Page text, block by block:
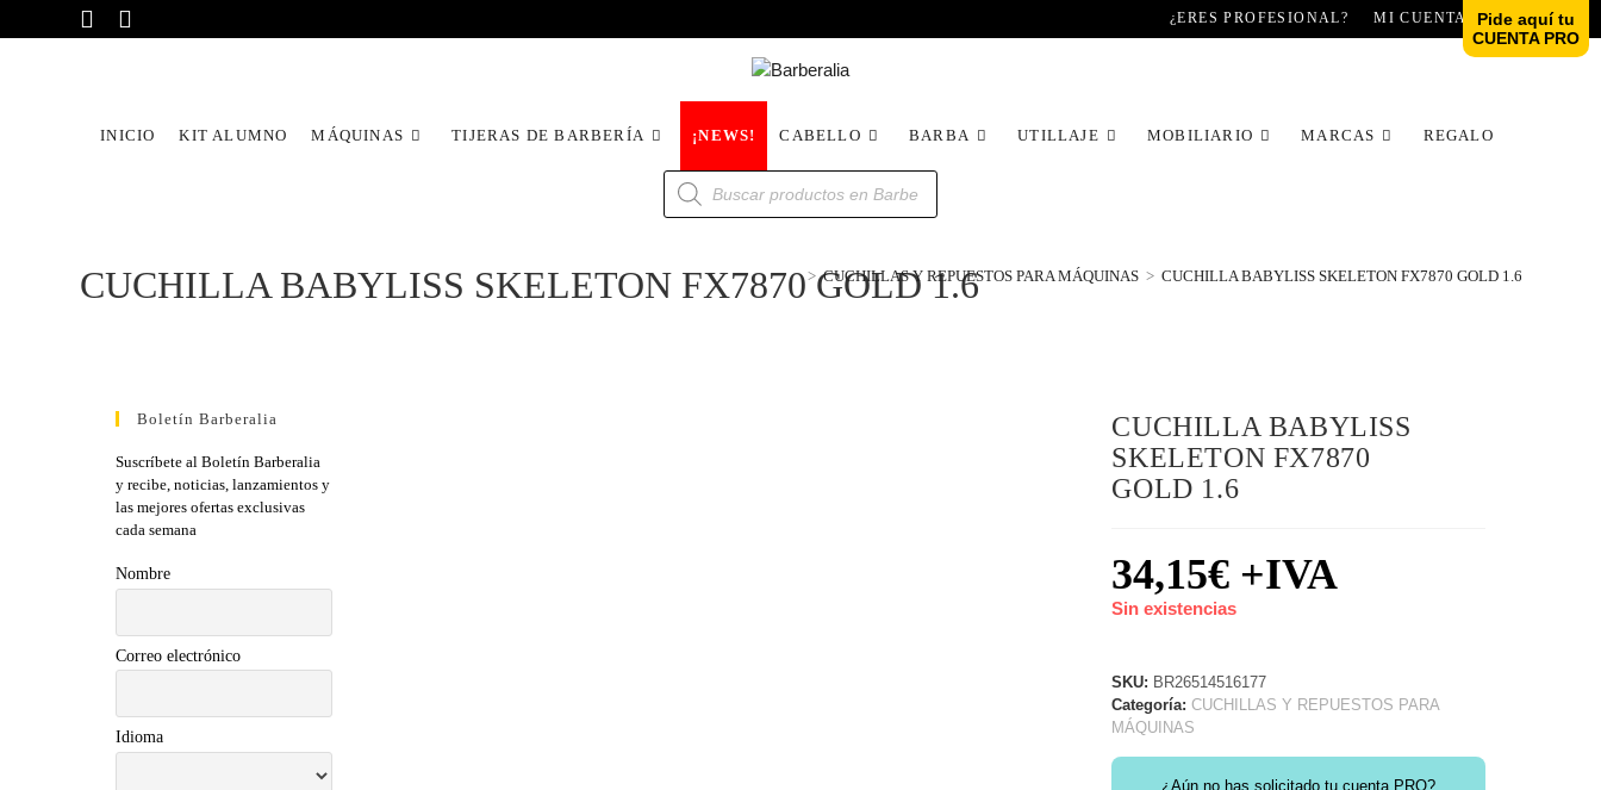
¿ERES PROFESIONAL? MI CUENTA
INICIO KIT ALUMNO MÁQUINAS TIJERAS DE BARBERÍA ¡NEWS! CABELLO BARBA UTILLAJE MOBILIARIO MARCAS REGALO
CUCHILLA BABYLISS SKELETON FX7870 GOLD 1.6
> CUCHILLAS Y REPUESTOS PARA MÁQUINAS > CUCHILLA BABYLISS SKELETON FX7870 GOLD 1.6
Boletín Barberalia
Suscríbete al Boletín Barberalia
y recibe, noticias, lanzamientos y
las mejores ofertas exclusivas
cada semana
Nombre
Correo electrónico
Idioma
CUCHILLA BABYLISS
SKELETON FX7870
GOLD 1.6
34,15€ +IVA
Sin existencias
SKU: BR26514516177
Categoría:CUCHILLAS Y REPUESTOS PARA
MÁQUINAS
¿Aún no has solicitado tu cuenta PRO?
Pide aquí tu
CUENTA PRO